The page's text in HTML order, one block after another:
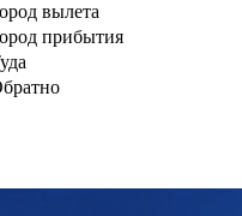
вылета
прибытия